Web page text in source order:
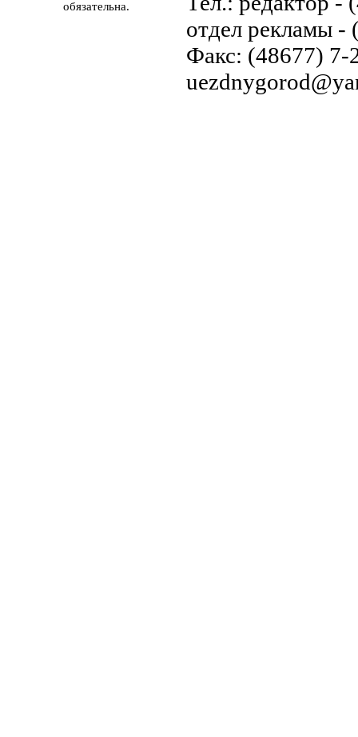
обязательна.
отдел рекламы -
Факс: (48677) 7-